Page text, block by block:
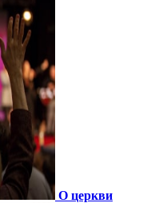
О церкви